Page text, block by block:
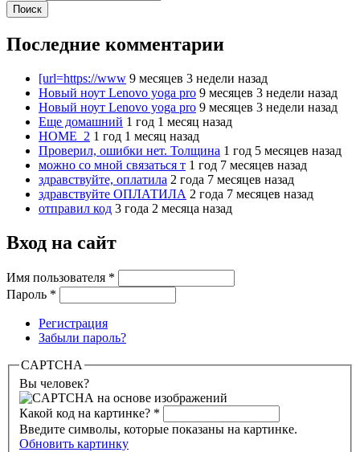
Последние комментарии
[url=https://www 9 месяцев 3 недели назад
Новый ноут Lenovo yoga pro 9 месяцев 3 недели назад
Новый ноут Lenovo yoga pro 9 месяцев 3 недели назад
Еще домашний 1 год 1 месяц назад
HOME_2 1 год 1 месяц назад
Проверил, ошибки нет. Толщина 1 год 5 месяцев назад
можно со мной связаться т 1 год 7 месяцев назад
здравствуйте, оплатила 2 года 7 месяцев назад
здравствуйте ОПЛАТИЛА 2 года 7 месяцев назад
отправил код 3 года 2 месяца назад
Вход на сайт
Имя пользователя *
Пароль *
Регистрация
Забыли пароль?
CAPTCHA
Вы человек?
Какой код на картинке? *
Введите символы, которые показаны на картинке.
Обновить картинку